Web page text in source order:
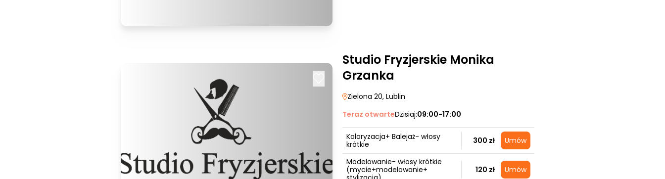
Studio Fryzjerskie Monika
Grzanka
Zielona 20, Lublin
Teraz otwarteDzisiaj:09:00-17:00
Koloryzacja+ Balejaż- włosy
krótkie
300 zł Umów
Modelowanie- włosy krótkie
(mycie+modelowanie+
120 zł Umów